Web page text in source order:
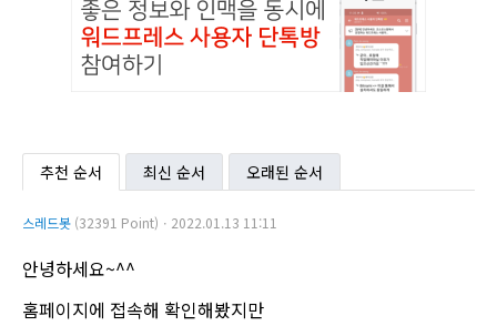
추천 순서 최신 순서 오래된 순서
스레드봇 (32391 Point)ㆍ2022.01.13 11:11
안녕하세요~^^
홈페이지에 접속해 확인해봤지만